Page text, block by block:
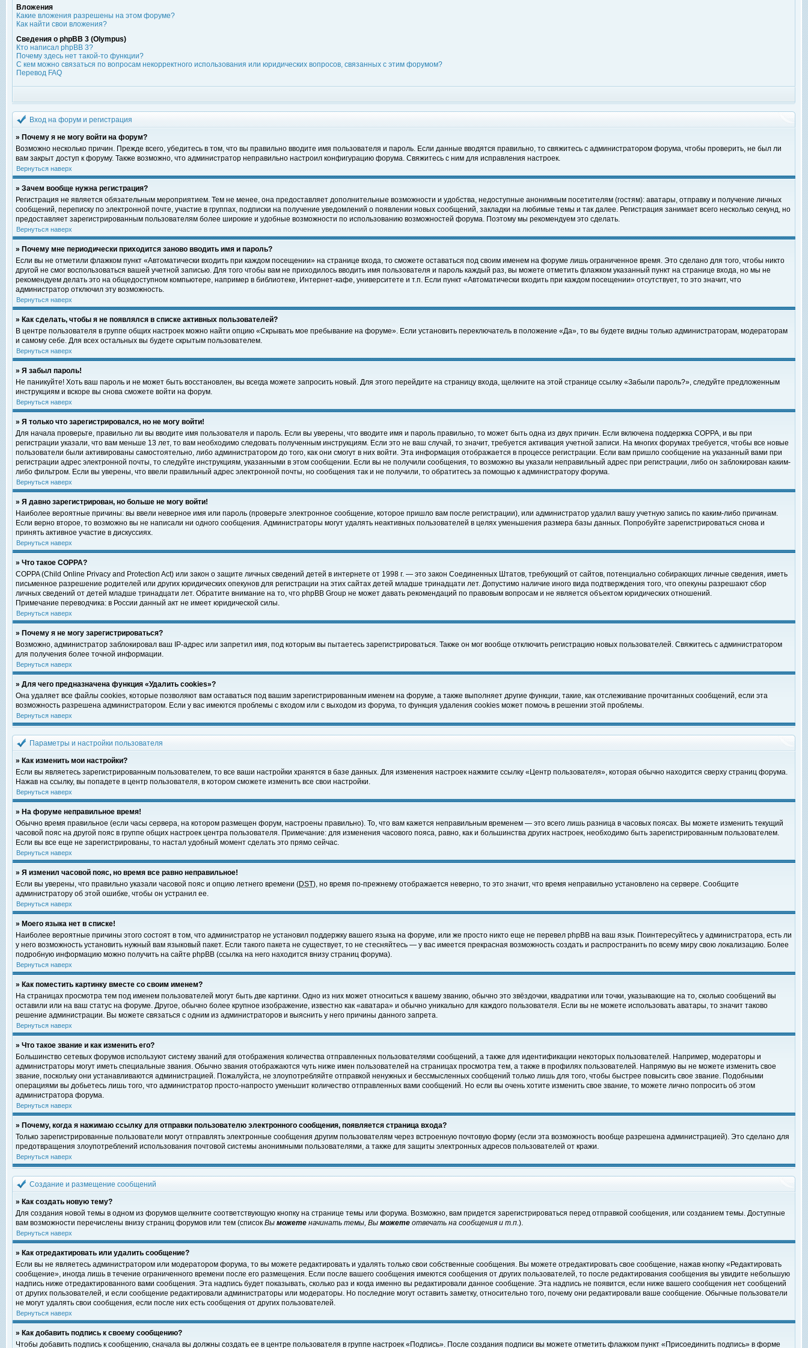
Вложения
Какие вложения разрешены на этом форуме?
Как найти свои вложения?
Сведения о phpBB 3 (Olympus)
Кто написал phpBB 3?
Почему здесь нет такой-то функции?
С кем можно связаться по вопросам некорректного использования или юридических вопросов, связанных с этим форумом?
Перевод FAQ
Вход на форум и регистрация
» Почему я не могу войти на форум?
Возможно несколько причин. Прежде всего, убедитесь в том, что вы правильно вводите имя пользователя и пароль. Если данные вводятся правильно, то свяжитесь с администратором форума, чтобы проверить, не был ли
вам закрыт доступ к форуму. Также возможно, что администратор неправильно настроил конфигурацию форума. Свяжитесь с ним для исправления настроек.
Вернуться наверх
» Зачем вообще нужна регистрация?
Регистрация не является обязательным мероприятием. Тем не менее, она предоставляет дополнительные возможности и удобства, недоступные анонимным посетителям (гостям): аватары, отправку и получение личных
сообщений, переписку по электронной почте, участие в группах, подписки на получение уведомлений о появлении новых сообщений, закладки на любимые темы и так далее. Регистрация занимает всего несколько секунд, но
предоставляет зарегистрированным пользователям более широкие и удобные возможности по использованию возможностей форума. Поэтому мы рекомендуем это сделать.
Вернуться наверх
» Почему мне периодически приходится заново вводить имя и пароль?
Если вы не отметили флажком пункт «Автоматически входить при каждом посещении» на странице входа, то сможете оставаться под своим именем на форуме лишь ограниченное время. Это сделано для того, чтобы никто
другой не смог воспользоваться вашей учетной записью. Для того чтобы вам не приходилось вводить имя пользователя и пароль каждый раз, вы можете отметить флажком указанный пункт на странице входа, но мы не
рекомендуем делать это на общедоступном компьютере, например в библиотеке, Интернет-кафе, университете и т.п. Если пункт «Автоматически входить при каждом посещении» отсутствует, то это значит, что
администратор отключил эту возможность.
Вернуться наверх
» Как сделать, чтобы я не появлялся в списке активных пользователей?
В центре пользователя в группе общих настроек можно найти опцию «Скрывать мое пребывание на форуме». Если установить переключатель в положение «Да», то вы будете видны только администраторам, модераторам
и самому себе. Для всех остальных вы будете скрытым пользователем.
Вернуться наверх
» Я забыл пароль!
Не паникуйте! Хоть ваш пароль и не может быть восстановлен, вы всегда можете запросить новый. Для этого перейдите на страницу входа, щелкните на этой странице ссылку «Забыли пароль?», следуйте предложенным
инструкциям и вскоре вы снова сможете войти на форум.
Вернуться наверх
» Я только что зарегистрировался, но не могу войти!
Для начала проверьте, правильно ли вы вводите имя пользователя и пароль. Если вы уверены, что вводите имя и пароль правильно, то может быть одна из двух причин. Если включена поддержка COPPA, и вы при
регистрации указали, что вам меньше 13 лет, то вам необходимо следовать полученным инструкциям. Если это не ваш случай, то значит, требуется активация учетной записи. На многих форумах требуется, чтобы все новые
пользователи были активированы самостоятельно, либо администратором до того, как они смогут в них войти. Эта информация отображается в процессе регистрации. Если вам пришло сообщение на указанный вами при
регистрации адрес электронной почты, то следуйте инструкциям, указанными в этом сообщении. Если вы не получили сообщения, то возможно вы указали неправильный адрес при регистрации, либо он заблокирован каким-
либо фильтром. Если вы уверены, что ввели правильный адрес электронной почты, но сообщения так и не получили, то обратитесь за помощью к администратору форума.
Вернуться наверх
» Я давно зарегистрирован, но больше не могу войти!
Наиболее вероятные причины: вы ввели неверное имя или пароль (проверьте электронное сообщение, которое пришло вам после регистрации), или администратор удалил вашу учетную запись по каким-либо причинам.
Если верно второе, то возможно вы не написали ни одного сообщения. Администраторы могут удалять неактивных пользователей в целях уменьшения размера базы данных. Попробуйте зарегистрироваться снова и
принять активное участие в дискуссиях.
Вернуться наверх
» Что такое COPPA?
COPPA (Child Online Privacy and Protection Act) или закон о защите личных сведений детей в интернете от 1998 г. — это закон Соединенных Штатов, требующий от сайтов, потенциально собирающих личные сведения, иметь
письменное разрешение родителей или других юридических опекунов для регистрации на этих сайтах детей младше тринадцати лет. Допустимо наличие иного вида подтверждения того, что опекуны разрешают сбор
личных сведений от детей младше тринадцати лет. Обратите внимание на то, что phpBB Group не может давать рекомендаций по правовым вопросам и не является объектом юридических отношений.
Примечание переводчика: в России данный акт не имеет юридической силы.
Вернуться наверх
» Почему я не могу зарегистрироваться?
Возможно, администратор заблокировал ваш IP-адрес или запретил имя, под которым вы пытаетесь зарегистрироваться. Также он мог вообще отключить регистрацию новых пользователей. Свяжитесь с администратором
для получения более точной информации.
Вернуться наверх
» Для чего предназначена функция «Удалить cookies»?
Она удаляет все файлы cookies, которые позволяют вам оставаться под вашим зарегистрированным именем на форуме, а также выполняет другие функции, такие, как отслеживание прочитанных сообщений, если эта
возможность разрешена администратором. Если у вас имеются проблемы с входом или с выходом из форума, то функция удаления cookies может помочь в решении этой проблемы.
Вернуться наверх
Параметры и настройки пользователя
» Как изменить мои настройки?
Если вы являетесь зарегистрированным пользователем, то все ваши настройки хранятся в базе данных. Для изменения настроек нажмите ссылку «Центр пользователя», которая обычно находится сверху страниц форума.
Нажав на ссылку, вы попадете в центр пользователя, в котором сможете изменить все свои настройки.
Вернуться наверх
» На форуме неправильное время!
Обычно время правильное (если часы сервера, на котором размещен форум, настроены правильно). То, что вам кажется неправильным временем — это всего лишь разница в часовых поясах. Вы можете изменить текущий
часовой пояс на другой пояс в группе общих настроек центра пользователя. Примечание: для изменения часового пояса, равно, как и большинства других настроек, необходимо быть зарегистрированным пользователем.
Если вы все еще не зарегистрированы, то настал удобный момент сделать это прямо сейчас.
Вернуться наверх
» Я изменил часовой пояс, но время все равно неправильное!
Если вы уверены, что правильно указали часовой пояс и опцию летнего времени (DST), но время по-прежнему отображается неверно, то это значит, что время неправильно установлено на сервере. Сообщите
администратору об этой ошибке, чтобы он устранил ее.
Вернуться наверх
» Моего языка нет в списке!
Наиболее вероятные причины этого состоят в том, что администратор не установил поддержку вашего языка на форуме, или же просто никто еще не перевел phpBB на ваш язык. Поинтересуйтесь у администратора, есть ли
у него возможность установить нужный вам языковый пакет. Если такого пакета не существует, то не стесняйтесь — у вас имеется прекрасная возможность создать и распространить по всему миру свою локализацию. Более
подробную информацию можно получить на сайте phpBB (ссылка на него находится внизу страниц форума).
Вернуться наверх
» Как поместить картинку вместе со своим именем?
На страницах просмотра тем под именем пользователей могут быть две картинки. Одно из них может относиться к вашему званию, обычно это звёздочки, квадратики или точки, указывающие на то, сколько сообщений вы
оставили или на ваш статус на форуме. Другое, обычно более крупное изображение, известно как «аватара» и обычно уникально для каждого пользователя. Если вы не можете использовать аватары, то значит таково
решение администрации. Вы можете связаться с одним из администраторов и выяснить у него причины данного запрета.
Вернуться наверх
» Что такое звание и как изменить его?
Большинство сетевых форумов используют систему званий для отображения количества отправленных пользователями сообщений, а также для идентификации некоторых пользователей. Например, модераторы и
администраторы могут иметь специальные звания. Обычно звания отображаются чуть ниже имен пользователей на страницах просмотра тем, а также в профилях пользователей. Напрямую вы не можете изменить свое
звание, поскольку они устанавливаются администрацией. Пожалуйста, не злоупотребляйте отправкой ненужных и бессмысленных сообщений только лишь для того, чтобы быстрее повысить свое звание. Подобными
операциями вы добьетесь лишь того, что администратор просто-напросто уменьшит количество отправленных вами сообщений. Но если вы очень хотите изменить свое звание, то можете лично попросить об этом
администратора форума.
Вернуться наверх
» Почему, когда я нажимаю ссылку для отправки пользователю электронного сообщения, появляется страница входа?
Только зарегистрированные пользователи могут отправлять электронные сообщения другим пользователям через встроенную почтовую форму (если эта возможность вообще разрешена администрацией). Это сделано для
предотвращения злоупотреблений использования почтовой системы анонимными пользователями, а также для защиты электронных адресов пользователей от кражи.
Вернуться наверх
Создание и размещение сообщений
» Как создать новую тему?
Для создания новой темы в одном из форумов щелкните соответствующую кнопку на странице темы или форума. Возможно, вам придется зарегистрироваться перед отправкой сообщения, или созданием темы. Доступные
вам возможности перечислены внизу страниц форумов или тем (список Вы можете начинать темы, Вы можете отвечать на сообщения и т.п.).
Вернуться наверх
» Как отредактировать или удалить сообщение?
Если вы не являетесь администратором или модератором форума, то вы можете редактировать и удалять только свои собственные сообщения. Вы можете отредактировать свое сообщение, нажав кнопку «Редактировать
сообщение», иногда лишь в течение ограниченного времени после его размещения. Если после вашего сообщения имеются сообщения от других пользователей, то после редактирования сообщения вы увидите небольшую
надпись ниже отредактированного вами сообщения. Эта надпись будет показывать, сколько раз и когда именно вы редактировали данное сообщение. Эта надпись не появится, если ниже вашего сообщения нет сообщений
от других пользователей, и если сообщение редактировали администраторы или модераторы. Но последние могут оставить заметку, относительно того, почему они редактировали ваше сообщение. Обычные пользователи
не могут удалять свои сообщения, если после них есть сообщения от других пользователей.
Вернуться наверх
» Как добавить подпись к своему сообщению?
Чтобы добавить подпись к сообщению, сначала вы должны создать ее в центре пользователя в группе настроек «Подпись». После создания подписи вы можете отметить флажком пункт «Присоединить подпись» в форме